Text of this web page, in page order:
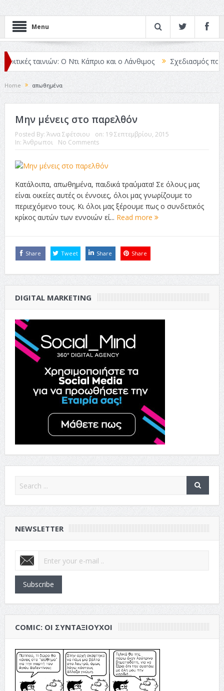
Menu
ταινιών: Ο Ντι Κάπριο και ο Λάνθιμος Σχεδιασμός που
Home απωθημένα
Μην μένεις στο παρελθόν
Posted By: Άννα Σφέτσιου on: 19 Σεπτεμβρίου, 2015
In: Άνθρωποι No Comments
Κατάλοιπα, απωθημένα, παιδικά τραύματα! Σε όλους μας
είναι οικείες αυτές οι έννοιες, όλοι μας γνωρίζουμε το
περιεχόμενο τους. Κι όλοι μας ξέρουμε πως ο συνδετικός
κρίκος αυτών των εννοιών εί... Read more
Share Tweet Share Share
DIGITAL MARKETING
NEWSLETTER
Subscribe
COMIC: ΟΙ ΣΥΝΤΑΞΙΟΎΧΟΙ